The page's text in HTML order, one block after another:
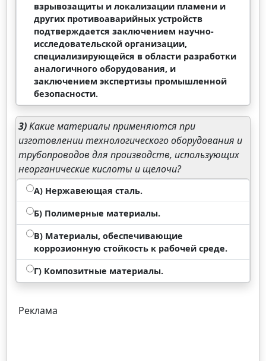
взрывозащиты и локализации пламени и
других противоаварийных устройств
подтверждается заключением научно-
исследовательской организации,
специализирующейся в области разработки
аналогичного оборудования, и
заключением экспертизы промышленной
безопасности.
3)Какие материалы применяются при
изготовлении технологического оборудования и
трубопроводов для производств, использующих
неорганические кислоты и щелочи?
А) Нержавеющая сталь.
Б) Полимерные материалы.
В) Материалы, обеспечивающие
коррозионную стойкость к рабочей среде.
Г) Композитные материалы.
Реклама